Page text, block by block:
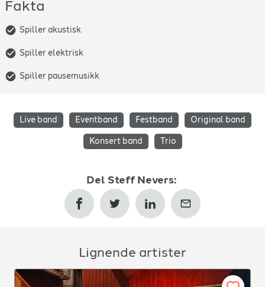
Fakta
Spiller akustisk
Spiller elektrisk
Spiller pausemusikk
Live band Eventband Festband Original band
Konsert band Trio
Del Steff Nevers:
Lignende artister